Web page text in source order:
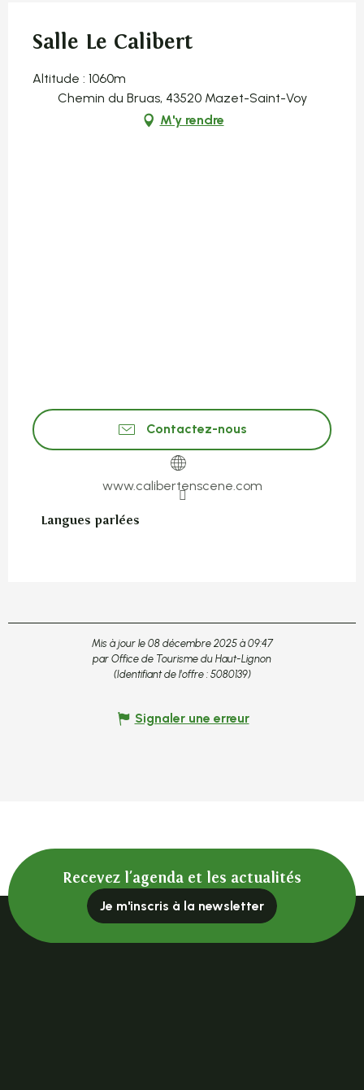
Salle Le Calibert
Altitude : 1060m
Chemin du Bruas, 43520 Mazet-Saint-Voy
M'y rendre
Contactez-nous
www.calibertenscene.com
Langues parlées
Langues parlées
Mis à jour le 08 décembre 2025 à 09:47
par Office de Tourisme du Haut-Lignon
(Identifiant de l'offre : 5080139)
Signaler une erreur
Recevez l'agenda et les actualités
Je m'inscris à la newsletter